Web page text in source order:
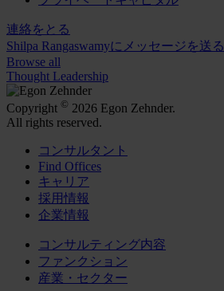
連絡をとる
Shilpa Rangaswamyにメッセージを送る
Browse all
Thought Leadership
Copyright © 2026 Egon Zehnder.
All rights reserved.
コンサルタント
Find Offices
キャリア
採用情報
企業情報
コンサルティング内容
ファンクション
産業・セクター